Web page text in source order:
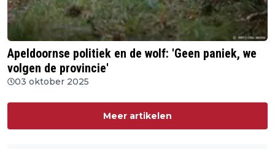
Apeldoornse politiek en de wolf: 'Geen paniek, we
volgen de provincie'
03 oktober 2025
Meer artikelen